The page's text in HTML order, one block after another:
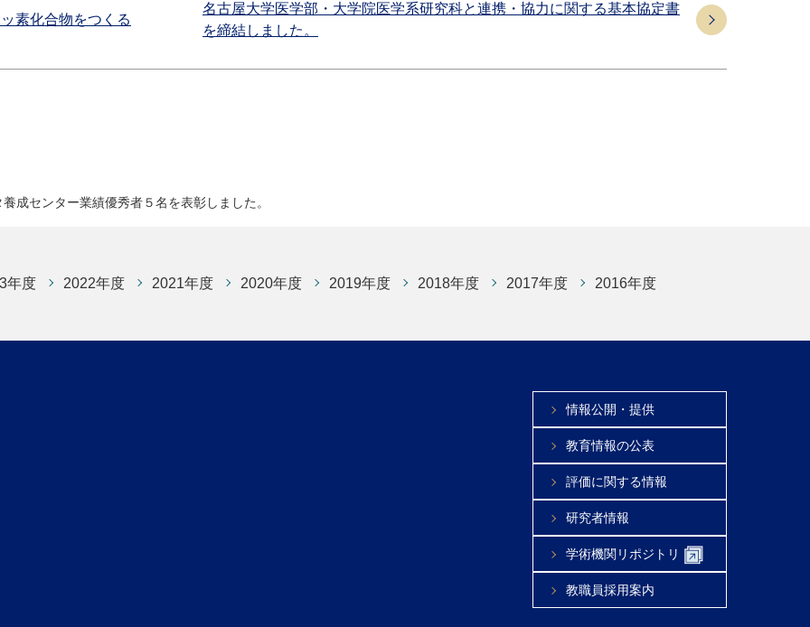
素化合物をつくる
名古屋大学医学部・大学院医学系研究科と連携・協力に関する基本協定書
を締結しました。
成センター業績優秀者５名を表彰しました。
年度 2022年度 2021年度 2020年度 2019年度 2018年度 2017年度 2016年度
情報公開・提供
教育情報の公表
評価に関する情報
研究者情報
学術機関リポジトリ
教職員採用案内